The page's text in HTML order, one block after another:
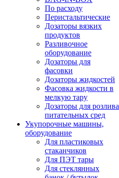
По расходу
Перистальтические
Дозаторы вязких
продуктов
Разливочное
оборудование
Дозаторы для
фасовки
Дозаторы жидкостей
Фасовка жидкости в
мелкую тару
Дозаторы для розлива
питательных сред
Укупорочные машины,
оборудование
Для пластиковых
стаканчиков
Для ПЭТ тары
Для стеклянных